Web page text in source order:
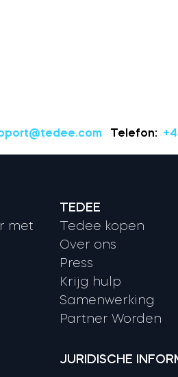
Telefon:
met
TEDEE
Tedee kopen
Over ons
Press
Krijg hulp
Samenwerking
Partner Worden
JURIDISCHE